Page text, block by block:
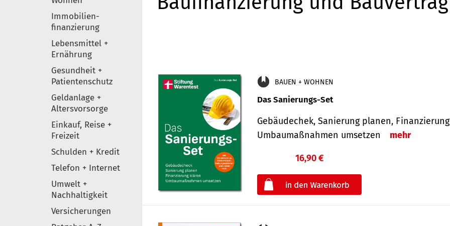
ElementeImmobilien-
finanzierung
Lebensmittel +
Ernährung
Gesundheit +
Patientenschutz
Geldanlage +
Altersvorsorge
Einkauf, Reise +
Freizeit
Schulden + Kredit
Telefon + Internet
Umwelt +
Nachhaltigkeit
Versicherungen
E-
BAUEN + WOHNEN
Das Sanierungs-Set
Gebäudechek, Sanierung planen,
Umbaumaßnahmen umsetzen
mehr
16,90 €